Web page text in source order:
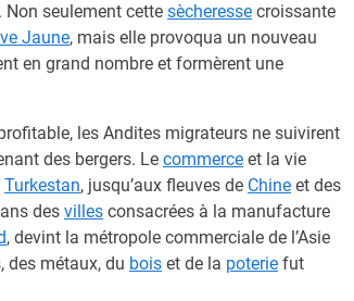
seulement cette sècheresse croissante
Jaune, mais elle provoqua un nouveau
en grand nombre et formèrent une
les Andites migrateurs ne suivirent
des bergers. Le commerce et la vie
Turkestan, jusqu’aux fleuves de Chine et des
des villes consacrées à la manufacture
, devint la métropole commerciale de l’Asie
des métaux, du bois et de la poterie fut